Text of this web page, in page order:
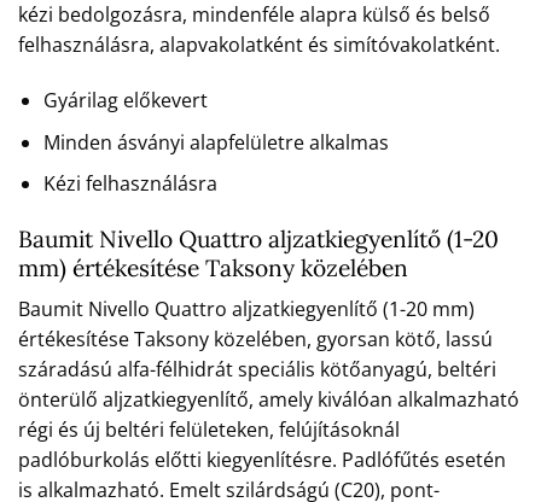
kézi bedolgozásra, mindenféle alapra külső és belső
felhasználásra, alapvakolatként és simítóvakolatként.
Gyárilag előkevert
Minden ásványi alapfelületre alkalmas
Kézi felhasználásra
Baumit Nivello Quattro aljzatkiegyenlítő (1-20
mm) értékesítése Taksony közelében
Baumit Nivello Quattro aljzatkiegyenlítő (1-20 mm)
értékesítése Taksony közelében, gyorsan kötő, lassú
száradású alfa-félhidrát speciális kötőanyagú, beltéri
önterülő aljzatkiegyenlítő, amely kiválóan alkalmazható
régi és új beltéri felületeken, felújításoknál
padlóburkolás előtti kiegyenlítésre. Padlófűtés esetén
is alkalmazható. Emelt szilárdságú (C20), pont-